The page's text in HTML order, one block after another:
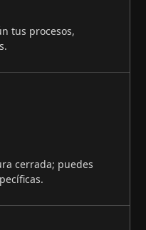
tus procesos,
cerrada; puedes